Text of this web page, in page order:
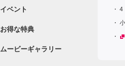
イベント
お得な特典
ムービーギャラリー
4